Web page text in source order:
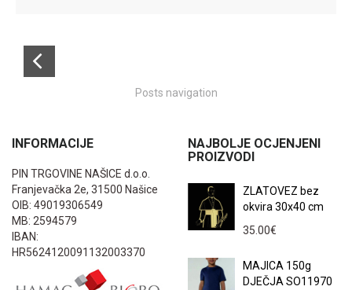
Posts navigation
INFORMACIJE
PIN TRGOVINE NAŠICE d.o.o.
Franjevačka 2e, 31500 Našice
OIB: 49019306549
MB: 2594579
IBAN:
HR5624120091132003370
NAJBOLJE OCJENJENI
PROIZVODI
ZLATOVEZ bez
okvira 30x40 cm
35.00€
MAJICA 150g
DJEČJA SO11970